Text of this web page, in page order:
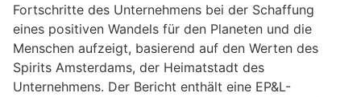
Fortschritte des Unternehmens bei der Schaffung
eines positiven Wandels für den Planeten und die
Menschen aufzeigt, basierend auf den Werten des
Spirits Amsterdams, der Heimatstadt des
Unternehmens. Der Bericht enthält eine EP&L-